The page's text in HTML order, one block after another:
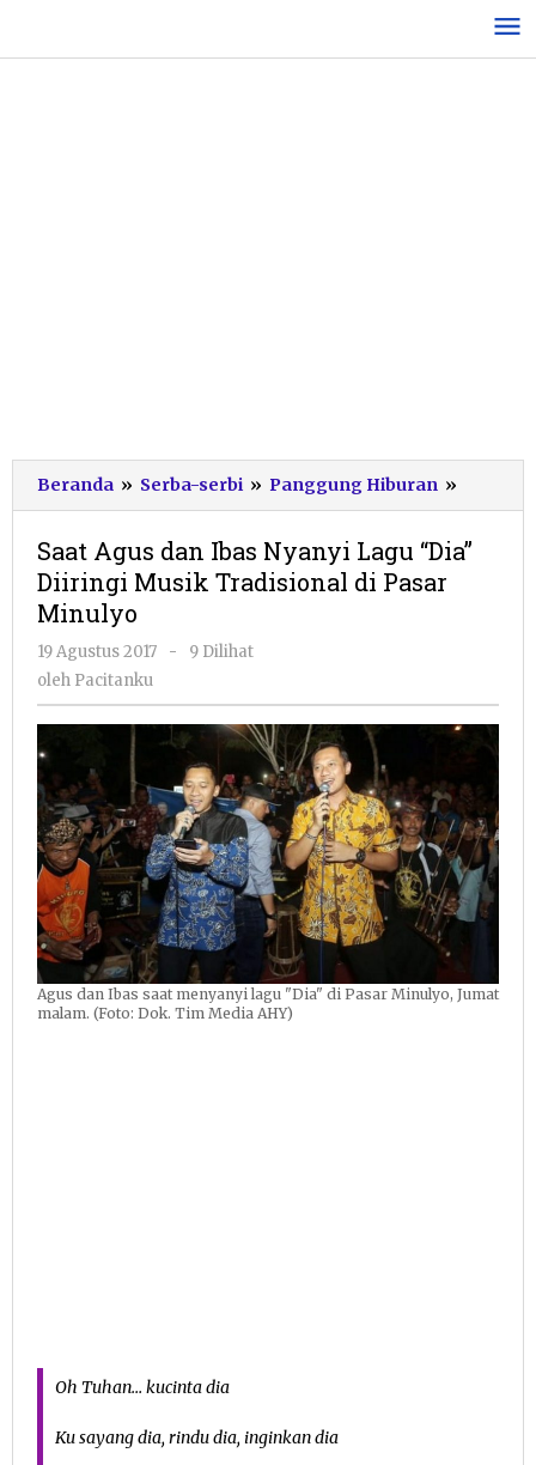
konten
Beranda » Serba-serbi » Panggung Hiburan »
Agus
Ibas
di
Pasar
Minulyo
Saat Agus dan Ibas Nyanyi Lagu “Dia”
Diiringi Musik Tradisional di Pasar
Minulyo
19 Agustus 2017
oleh
-
9 Dilihat
oleh Pacitanku
Agus dan Ibas saat menyanyi lagu "Dia" di Pasar Minulyo, Jumat
malam. (Foto: Dok. Tim Media AHY)
Oh Tuhan… kucinta dia
Ku sayang dia, rindu dia, inginkan dia